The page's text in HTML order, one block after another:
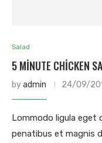
Salad
5 MINUTE CHICKEN
byadmin 24/09/
Lommodo ligula eget
penatibus et magnis